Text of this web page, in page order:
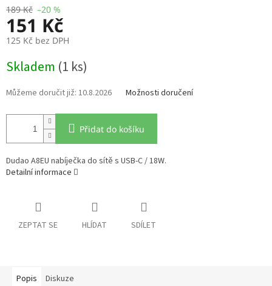
189 Kč –20 %
151 Kč
125 Kč bez DPH
cena:
Skladem (1 ks)
10.8.2026 Možnosti doručení
Přidat do košíku
Dudao A8EU nabíječka do sítě s USB-C / 18W.
Detailní informace
ZEPTAT SE HLÍDAT SDÍLET
Popis Diskuze